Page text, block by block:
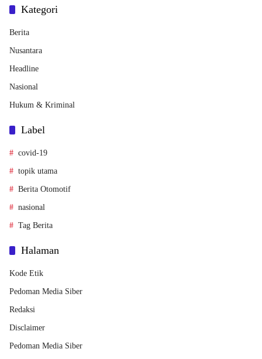
Kategori
Berita
Nusantara
Headline
Nasional
Hukum & Kriminal
Label
covid-19
topik utama
Berita Otomotif
nasional
Tag Berita
Halaman
Kode Etik
Pedoman Media Siber
Redaksi
Disclaimer
Pedoman Media Siber